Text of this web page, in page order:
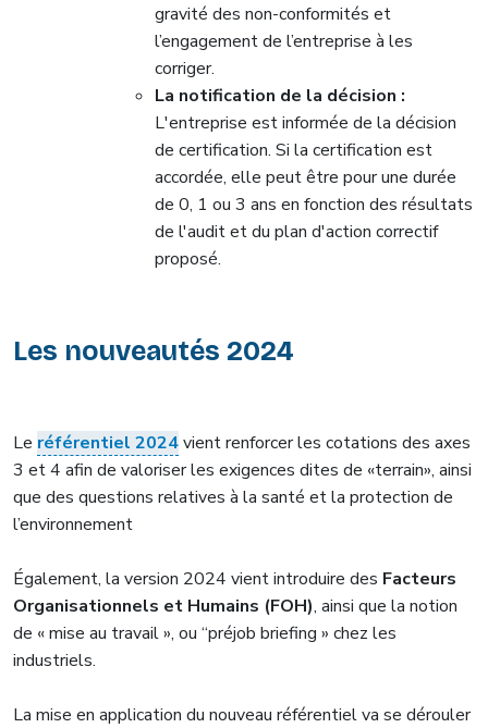
gravité des non-conformités et
l’engagement de l’entreprise à les
corriger.
La notification de la décision :
L'entreprise est informée de la décision
de certification. Si la certification est
accordée, elle peut être pour une durée
de 0, 1 ou 3 ans en fonction des résultats
de l'audit et du plan d'action correctif
proposé.
Les nouveautés 2024
Le référentiel 2024vient renforcer les cotations des axes
3 et 4 afin de valoriser les exigences dites de «terrain», ainsi
que des questions relatives à la santé et la protection de
l’environnement
Également, la version 2024 vient introduire des Facteurs
Organisationnels et Humains (FOH), ainsi que la notion
de « mise au travail », ou “préjob briefing » chez les
industriels.
La mise en application du nouveau référentiel va se dérouler